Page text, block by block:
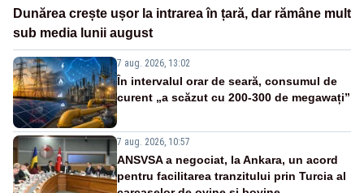
Dunărea crește ușor la intrarea în țară, dar rămâne mult
sub media lunii august
7 aug. 2026, 13:02
În intervalul orar de seară, consumul de
curent „a scăzut cu 200-300 de megawați”
7 aug. 2026, 10:57
ANSVSA a negociat, la Ankara, un acord
pentru facilitarea tranzitului prin Turcia al